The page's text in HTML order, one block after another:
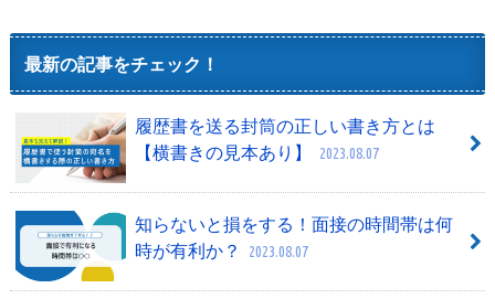
最新の記事をチェック！
履歴書を送る封筒の正しい書き方とは
【横書きの見本あり】
2023.08.07
知らないと損をする！面接の時間帯は何
時が有利か？
2023.08.07